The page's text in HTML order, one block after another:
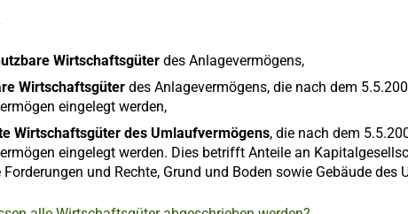
Wirtschaftsgüter des Anlagevermögens,
Wirtschaftsgüter des Anlagevermögens, die nach dem
eingelegt werden,
Wirtschaftsgüter des Umlaufvermögens, die nach dem
eingelegt werden. Dies betrifft Anteile an
und Rechte, Grund und Boden sowie Gebäude des